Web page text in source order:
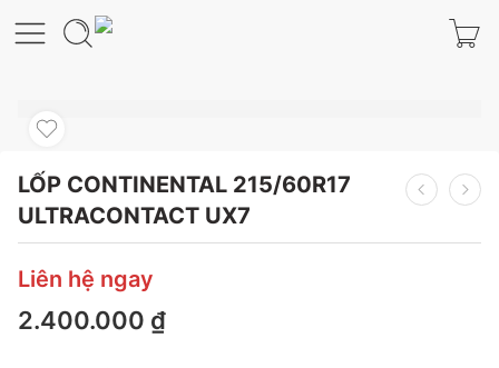
LỐP CONTINENTAL 215/60R17
ULTRACONTACT UX7
Liên hệ ngay
2.400.000 ₫